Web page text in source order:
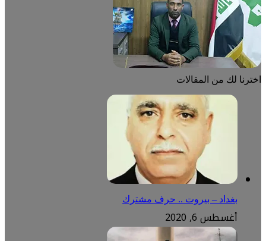
اخترنا لك من المقالات
بغداد – بيروت .. حرف مشترك
أغسطس 6, 2020